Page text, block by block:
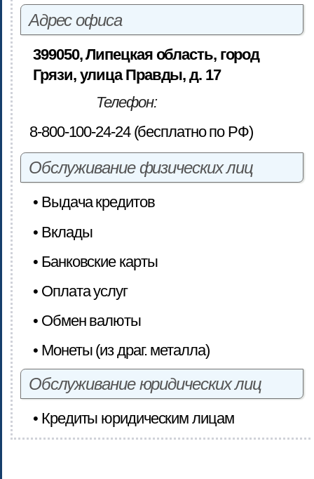
Адрес офиса
399050, Липецкая область, город
Грязи, улица Правды, д. 17
Телефон:
8-800-100-24-24 (бесплатно по РФ)
Обслуживание физических лиц
• Выдача кредитов
• Вклады
• Банковские карты
• Оплата услуг
• Обмен валюты
• Монеты (из драг. металла)
Обслуживание юридических лиц
• Кредиты юридическим лицам